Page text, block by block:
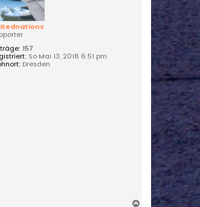
157
So Mai 13, 2018 6:51 pm
Dresden